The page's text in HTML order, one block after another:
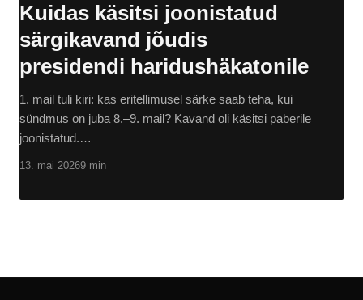
Kuidas käsitsi joonistatud
särgikavand jõudis
presidendi haridushäkatonile
1. mail tuli kiri: kas eritellimusel särke saab teha, kui
sündmus on juba 8.–9. mail? Kavand oli käsitsi paberile
joonistatud.…
13. mai 20269 min